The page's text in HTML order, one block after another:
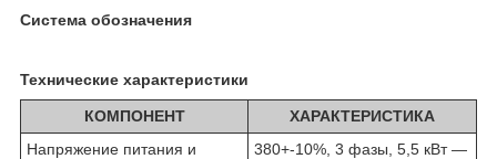
Система обозначения
Технические характеристики
КОМПОНЕНТ
ХАРАКТЕРИСТИКА
Напряжение питания и
380+-10%, 3 фазы, 5,5 кВт —